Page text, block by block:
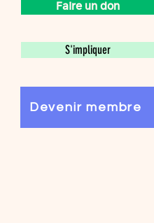
S'impliquer
Faire un don
Devenir membre